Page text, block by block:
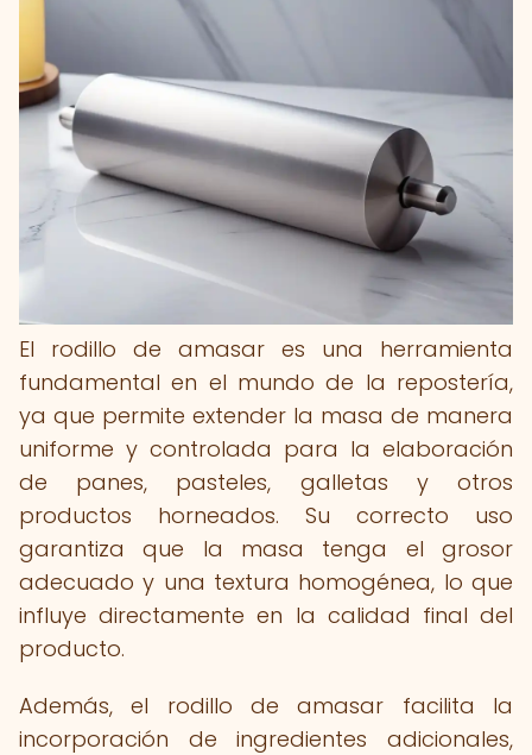
El rodillo de amasar es una herramienta
fundamental en el mundo de la repostería,
ya que permite extender la masa de manera
uniforme y controlada para la elaboración
de panes, pasteles, galletas y otros
productos horneados. Su correcto uso
garantiza que la masa tenga el grosor
adecuado y una textura homogénea, lo que
influye directamente en la calidad final del
producto.
Además, el rodillo de amasar facilita la
incorporación de ingredientes adicionales,